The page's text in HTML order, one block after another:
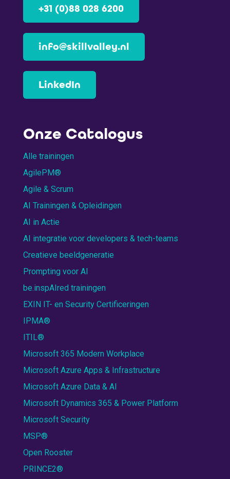
+31 (0)88 028 6200
info@skillvalley.nl
LinkedIn
Onze Catalogus
Alle trainingen
AgilePM®
Agile & Scrum
AI Trainingen & Opleidingen
AI in Actie
AI integratie voor developers & tech-teams
Creatieve beeldgeneratie
Prompting voor AI
be.inspAIred trainingen
EXIN IT- en Security Certificeringen
IPMA®
ITIL®
Microsoft 365 Modern Workplace
Microsoft Azure Apps & Infrastructure
Microsoft Azure Data & AI
Microsoft Dynamics 365 & Power Platform
Microsoft Security
MSP®
Open Rooster
PRINCE2®